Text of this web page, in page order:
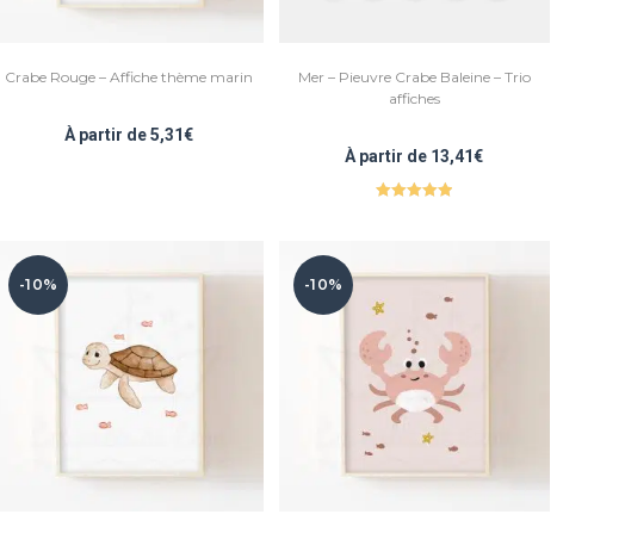
Crabe Rouge – Affiche thème marin
À partir de5,31€
Mer – Pieuvre Crabe Baleine – Trio
affiches
À partir de 13,41€
-10% -10%